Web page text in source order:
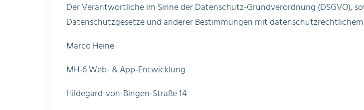
Der Verantwortliche im Sinne der Datenschutz-Grundverordnung (DSGVO),
Datenschutzgesetze und anderer Bestimmungen mit
Marco Heine
MH-6 Web- & App-Entwicklung
Hildegard-von-Bingen-Straße 14